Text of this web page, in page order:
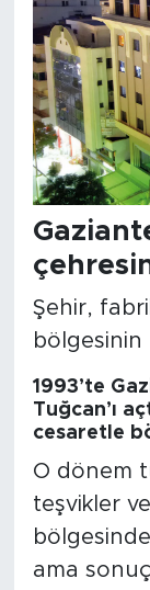
Şehir,
bölgesinin
1993’te
Tuğcan’ı
cesaretle
O dönem
teşvikler
ama